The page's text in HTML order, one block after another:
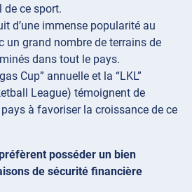
de ce sport.
d’une immense popularité au
un grand nombre de terrains de
dans tout le pays.
Cup” annuelle et la “LKL”
League) témoignent de
pays à favoriser la croissance de ce
posséder un bien
de sécurité financière